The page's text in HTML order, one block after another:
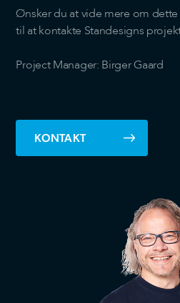
Ønsker du at vide mere om
til at kontakte Standesigns
Project Manager: Birger Gaard
KONTAKT